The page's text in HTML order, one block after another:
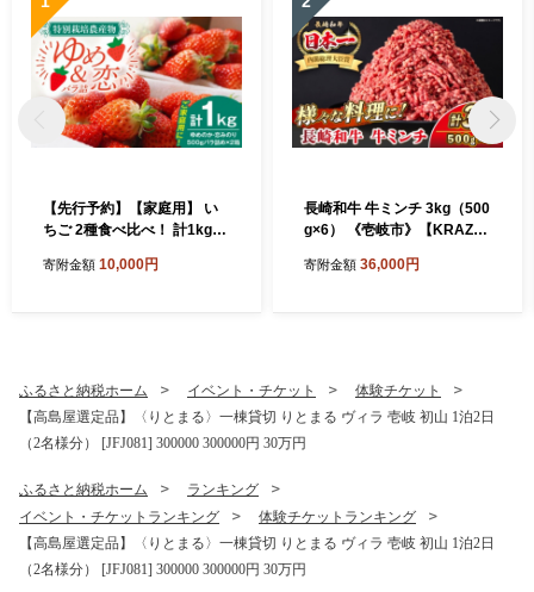
【先行予約】【家庭用】 い
ちご 2種食べ比べ！ 計1kg
027年2月以降順次発送】
寄附金額 10,000円
長崎和牛 牛ミンチ 3kg（500
g×6） 《壱岐市》【KRAZY
ンチ 牛ミンチ ひき肉 挽肉 挽
寄附金額 36,000円
ふるさと納税ホーム イベント・チケット
体験チケット
【高島屋選定品】〈りとまる〉一棟貸切 りとまる ヴィラ 壱岐 初山 1泊2日
（2名様分） [JFJ081] 300000 300000円 30万円
ふるさと納税ホーム
ランキング
イベント・チケットランキング
体験チケットランキング
【高島屋選定品】〈りとまる〉一棟貸切 りとまる ヴィラ 壱岐 初山 1泊2日
（2名様分） [JFJ081] 300000 300000円 30万円